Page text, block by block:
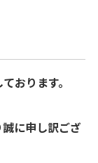
おります。
に申し訳ござ